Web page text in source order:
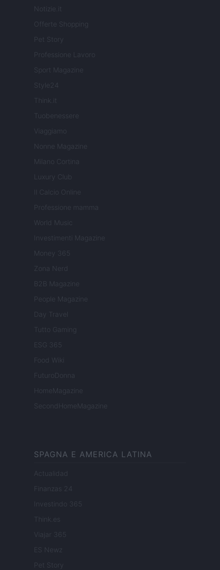
Notizie.it
Offerte Shopping
Pet Story
Professione Lavoro
Sport Magazine
Style24
Think.it
Tuobenessere
Viaggiamo
Nonne Magazine
Milano Cortina
Luxury Club
Il Calcio Online
Professione mamma
World Music
Investimenti Magazine
Money 365
Zona Nerd
B2B Magazine
People Magazine
Day Travel
Tutto Gaming
ESG 365
Food Wiki
FuturoDonna
HomeMagazine
SecondHomeMagazine
SPAGNA E AMERICA LATINA
Actualidad
Finanzas 24
Investindo 365
Think.es
Viajar 365
ES Newz
Pet Story